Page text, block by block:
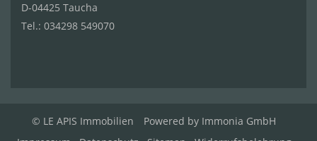
D-04425 Taucha
Tel.: 034298 549070
© LE APIS Immobilien Powered by Immonia GmbH